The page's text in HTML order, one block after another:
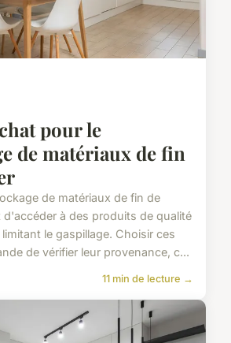
pour le
de matériaux de fin
de matériaux de fin de
d'accéder à des produits de qualité
le gaspillage. Choisir ces
de vérifier leur provenance, c...
11 min de lecture →